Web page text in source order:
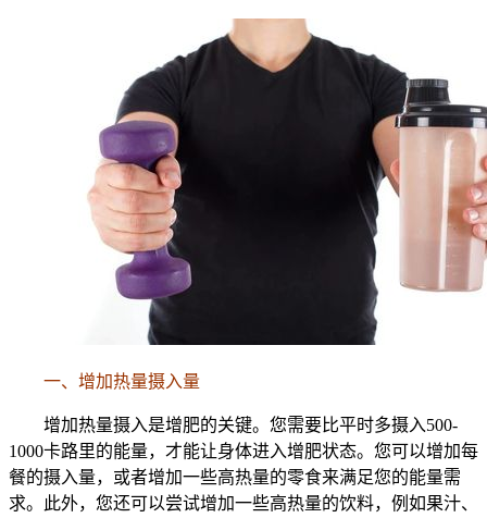
一、增加热量摄入量
增加热量摄入是增肥的关键。您需要比平时多摄入500-
1000卡路里的能量，才能让身体进入增肥状态。您可以增加每
餐的摄入量，或者增加一些高热量的零食来满足您的能量需
求。此外，您还可以尝试增加一些高热量的饮料，例如果汁、